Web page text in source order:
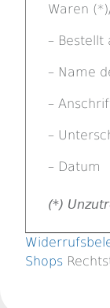
Waren
–
– Name
–
–
– Datum
(*)
Shops